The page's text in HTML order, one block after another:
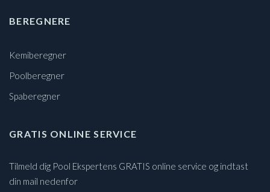
BEREGNERE
Kemiberegner
Poolberegner
Spaberegner
GRATIS ONLINE SERVICE
Tilmeld dig Pool Ekspertens GRATIS online service og indtast
din mail nedenfor